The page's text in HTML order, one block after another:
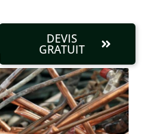
DEVIS
GRATUIT